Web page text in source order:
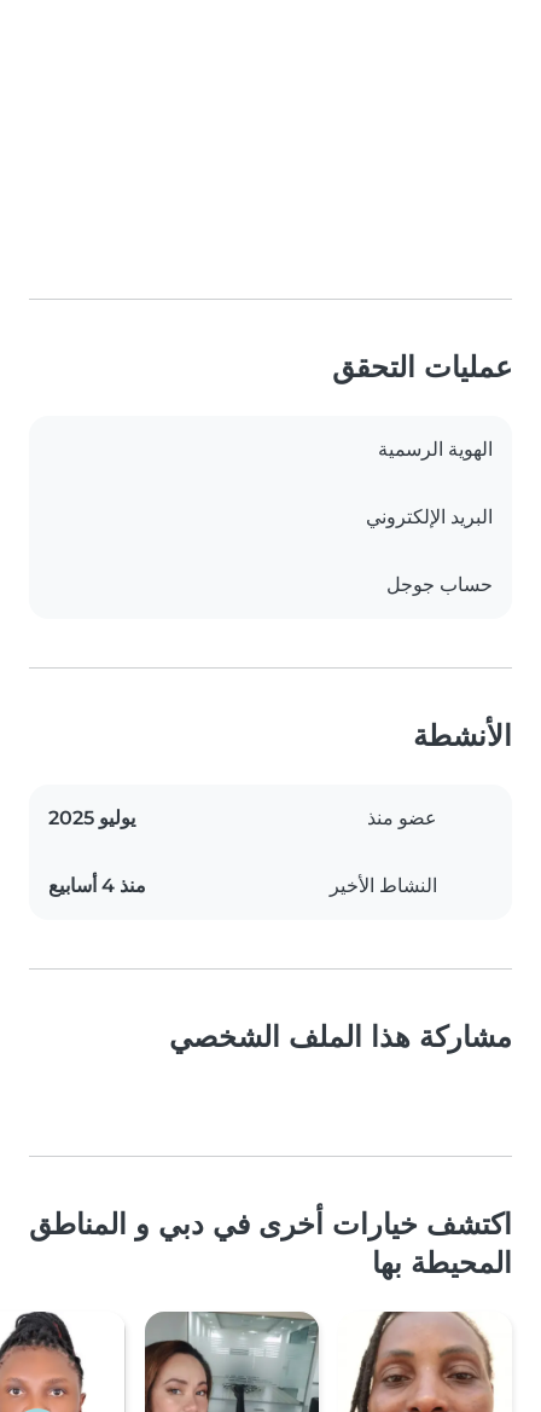
عمليات التحقق
الهوية الرسمية
البريد الإلكتروني
حساب جوجل
الأنشطة
عضو منذ يوليو 2025
النشاط الأخير منذ 4 أسابيع
مشاركة هذا الملف الشخصي
اكتشف خيارات أخرى في دبي و المناطق
المحيطة بها